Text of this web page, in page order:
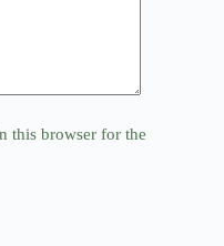
this browser for the